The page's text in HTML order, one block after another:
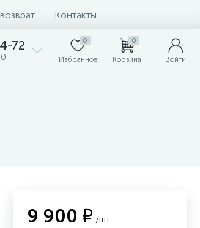
Контакты
72 0
Избранное
0
Корзина Войти
9 900 ₽ /шт